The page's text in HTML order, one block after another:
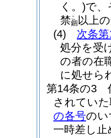
く。)で、
禁錮
こ
以上
(4)
次条
処分を受
の者の在
に処せら
第14条の3
されてい
の各号のい
一時差し